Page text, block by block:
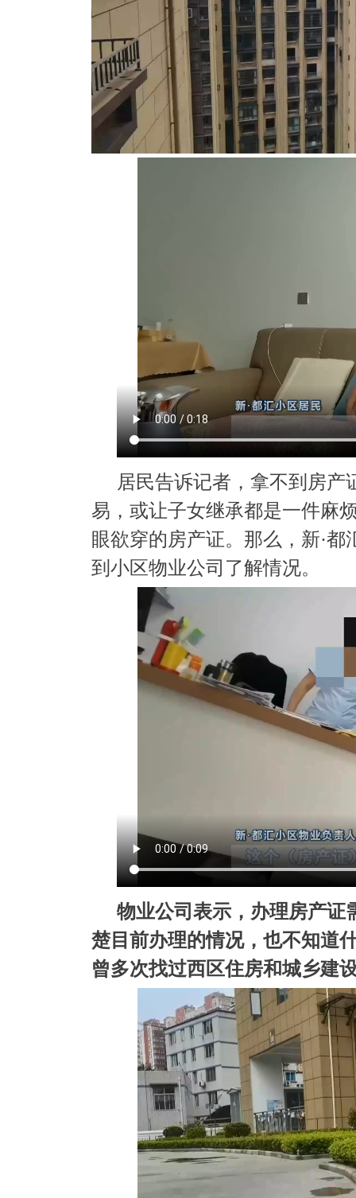
居民告诉记者，拿不到房
易，或让子女继承都是一件麻
眼欲穿的房产证。那么，新·
到小区物业公司了解情况。
物业公司表示，办理房产证
楚目前办理的情况，也不知道
曾多次找过西区住房和城乡建